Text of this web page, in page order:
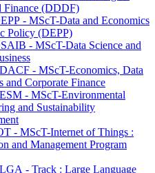
Finance (DDDF)
- MScT-Data and Economics
Policy (DEPP)
- MScT-Data Science and
- MScT-Economics, Data
and Corporate Finance
- MScT-Environmental
and Sustainability
- MScT-Internet of Things :
and Management Program
- Track : Large Language